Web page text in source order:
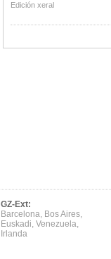
Edición xeral
GZ-Ext:
Barcelona, Bos Aires,
Euskadi, Venezuela,
Irlanda